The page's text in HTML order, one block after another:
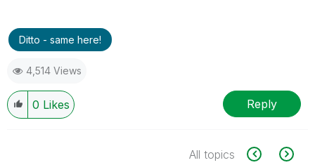
Ditto - same here!
4,514 Views
0 Likes Reply
All topics